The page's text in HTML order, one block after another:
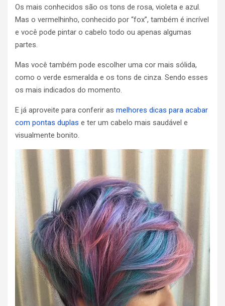
Os mais conhecidos são os tons de rosa, violeta e azul.
Mas o vermelhinho, conhecido por “fox”, também é incrível
e você pode pintar o cabelo todo ou apenas algumas
partes.
Mas você também pode escolher uma cor mais sólida,
como o verde esmeralda e os tons de cinza. Sendo esses
os mais indicados do momento.
E já aproveite para conferir as melhores dicas para acabar
com pontas duplas e ter um cabelo mais saudável e
visualmente bonito.